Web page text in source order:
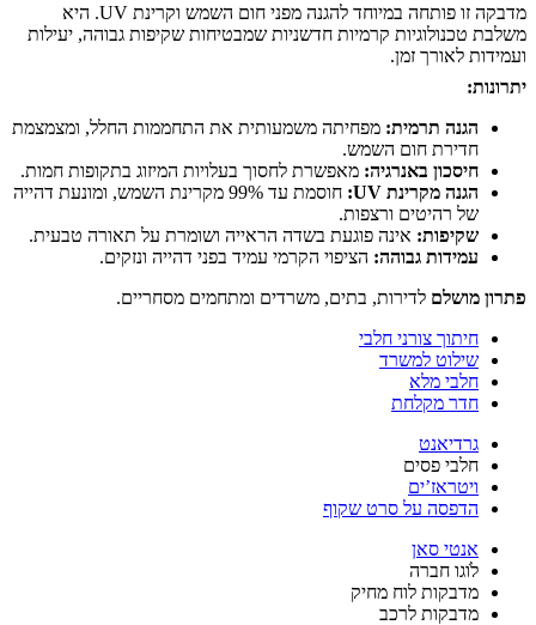
מדבקה זו פותחה במיוחד להגנה מפני חום השמש וקרינת UV. היא
משלבת טכנולוגיות קרמיות חדשניות שמבטיחות שקיפות גבוהה, יעילות
ועמידות לאורך זמן.
יתרונות:
הגנה תרמית: מפחיתה משמעותית את התחממות החלל, ומצמצמת
חדירת חום השמש.
חיסכון באנרגיה: מאפשרת לחסוך בעלויות המיזוג בתקופות חמות.
הגנה מקרינת UV:
חוסמת עד 99% מקרינת השמש, ומונעת דהייה
של רהיטים ורצפות.
שקיפות: אינה פוגעת בשדה הראייה ושומרת על תאורה טבעית.
עמידות גבוהה: הציפוי הקרמי עמיד בפני דהייה ונזקים.
פתרון מושלם לדירות, בתים, משרדים ומתחמים מסחריים.
חיתוך צורני חלבי
שילוט למשרד
חלבי מלא
חדר מקלחת
גרדיאנט
חלבי פסים
ויטראז’ים
הדפסה על סרט שקוף
אנטי סאן
לֹוגו חברה
מדבקות לוח מחיק
מדבקות לרכב